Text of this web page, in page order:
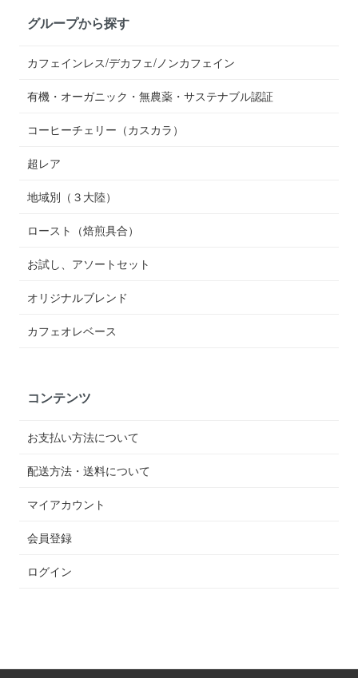
グループから探す
カフェインレス/デカフェ/ノンカフェイン
有機・オーガニック・無農薬・サステナブル認証
コーヒーチェリー（カスカラ）
超レア
地域別（３大陸）
ロースト（焙煎具合）
お試し、アソートセット
オリジナルブレンド
カフェオレベース
コンテンツ
お支払い方法について
配送方法・送料について
マイアカウント
会員登録
ログイン